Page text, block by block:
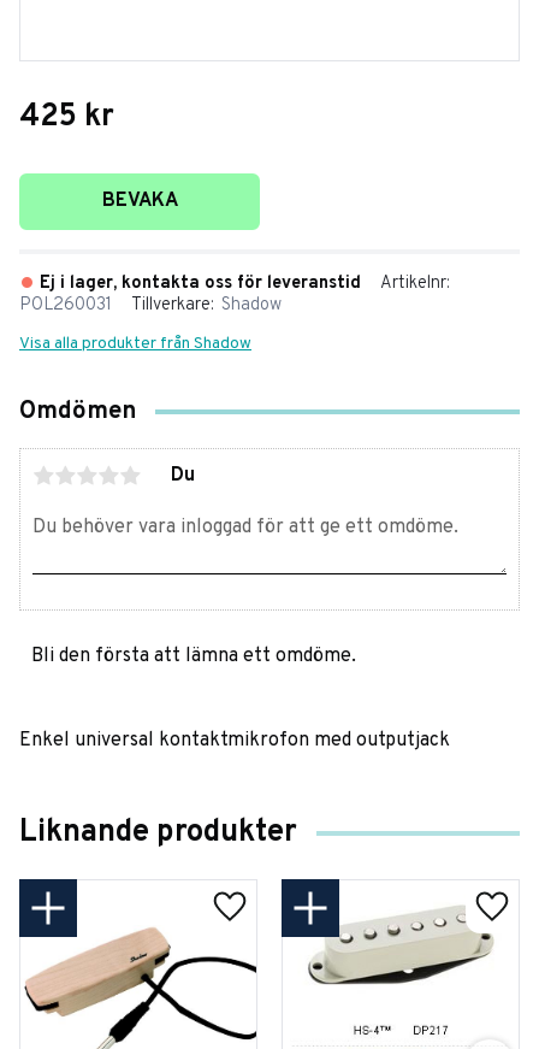
425 kr
Lägg till i favoriter
BEVAKA
Ej i lager, kontakta oss för leveranstid
Artikelnr
POL260031
Tillverkare Shadow
Visa alla produkter från Shadow
Omdömen
Du
Bli den första att lämna ett omdöme.
Enkel universal kontaktmikrofon med outputjack
Liknande produkter